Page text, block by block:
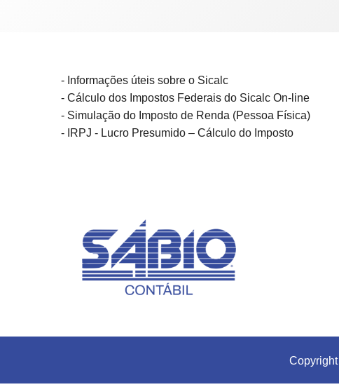
- Informações úteis sobre o Sicalc
- Cálculo dos Impostos Federais do Sicalc On-line
- Simulação do Imposto de Renda (Pessoa Física)
- IRPJ - Lucro Presumido – Cálculo do Imposto
Copyright